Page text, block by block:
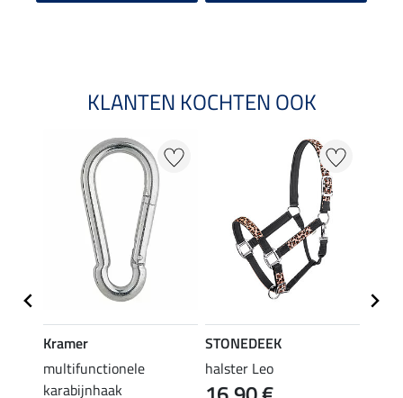
KLANTEN KOCHTEN OOK
Kramer
multifunctionele
karabijnhaak
STONEDEEK
halster Leo